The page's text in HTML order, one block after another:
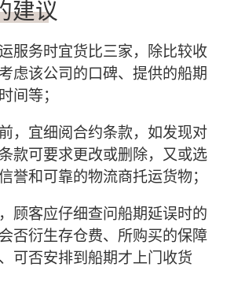
建议
服务时宜货比三家，除比较收
虑该公司的口碑、提供的船期
间等；
，宜细阅合约条款，如发现对
款可要求更改或删除，又或选
誉和可靠的物流商托运货物；
顾客应仔细查问船期延误时的
否衍生存仓费、所购买的保障
可否安排到船期才上门收货